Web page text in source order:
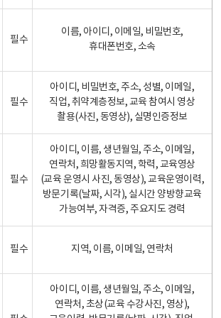
필수
이름, 아이디, 이메일, 비밀번호,
휴대폰번호, 소속
필수
아이디, 비밀번호, 주소, 성별, 이메일,
직업, 취약계층정보, 교육 참여시 영상
촬용(사진, 동영상), 실명인증정보
필수
아이디, 이름, 생년월일, 주소, 이메일,
연락처, 희망활동지역, 학력, 교육영상
(교육 운영시 사진, 동영상), 교육운영이력,
방문기록(날짜, 시각), 실시간 양방향교육
가능여부, 자격증, 주요지도 경력
필수 지역, 이름, 이메일, 연락처
아이디, 이름, 생년월일, 주소, 이메일,
연락처, 초상(교육 수강사진, 영상),